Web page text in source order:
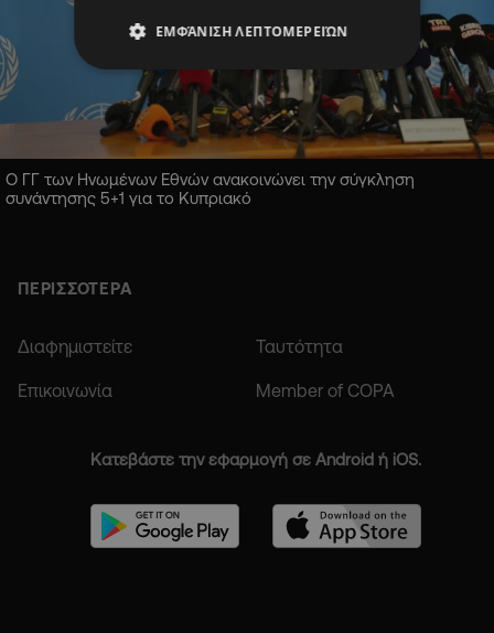
Ο ΓΓ των Ηνωμένων Εθνών ανακοινώνει την σύγκληση
συνάντησης 5+1 για το Κυπριακό
ΠΕΡΙΣΣΟΤΕΡΑ
Διαφημιστείτε Ταυτότητα
Επικοινωνία Member of COPA
Κατεβάστε την εφαρμογή σε Android ή iOS.
ΕΜΦΆΝΙΣΗ ΛΕΠΤΟΜΕΡΕΙΏΝ